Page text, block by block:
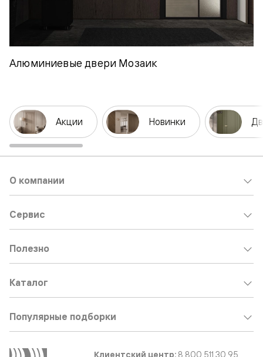
Алюминиевые двери Мозаик
Акции Новинки
О компании
Сервис
Полезно
Каталог
Популярные подборки
Клиентский центр: 8 800 511 30 95